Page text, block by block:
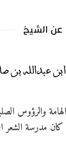
عن الشيخ
عبدالله بن
والرؤوس
مدرسة الشعر